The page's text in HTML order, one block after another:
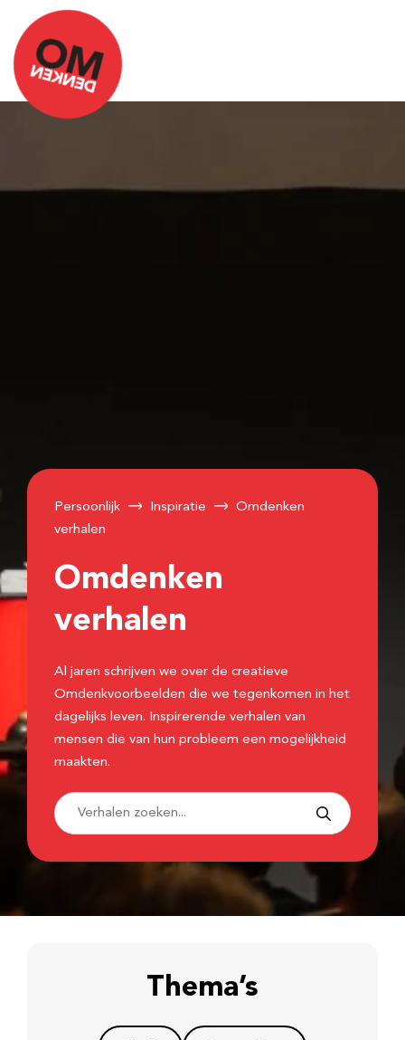
Persoonlijk Inspiratie
Omdenken
verhalen
Omdenken
verhalen
Al jaren schrijven we over de creatieve
Omdenkvoorbeelden die we tegenkomen in het
dagelijks leven. Inspirerende verhalen van
mensen die van hun probleem een mogelijkheid
maakten.
Thema’s